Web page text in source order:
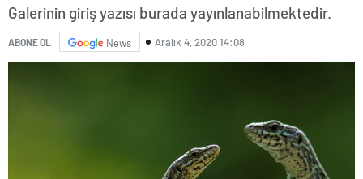
Galerinin giriş yazısı burada yayınlanabilmektedir.
ABONE OL News Aralık 4, 2020 14:08